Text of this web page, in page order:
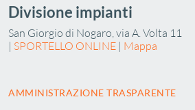
Divisione impianti
San Giorgio di Nogaro, via A. Volta 11
| SPORTELLO ONLINE | Mappa
AMMINISTRAZIONE TRASPARENTE